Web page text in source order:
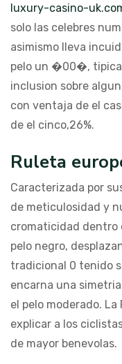
luxury-casino-
solo las celebres
asimismo lleva
pelo un �00�,
inclusion sobre
con ventaja de el
de el cinco,26%.
Ruleta
Caracterizada por
de meticulosidad y
cromaticidad dentro
pelo negro,
tradicional 0 tenido
encarna una
el pelo moderado.
explicar a los
de mayor benevolas.